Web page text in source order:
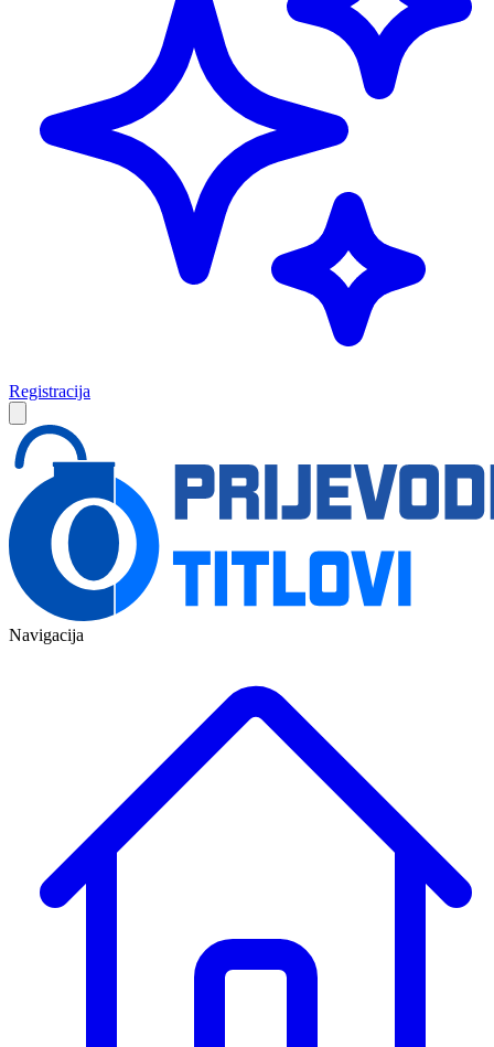
Registracija
Navigacija